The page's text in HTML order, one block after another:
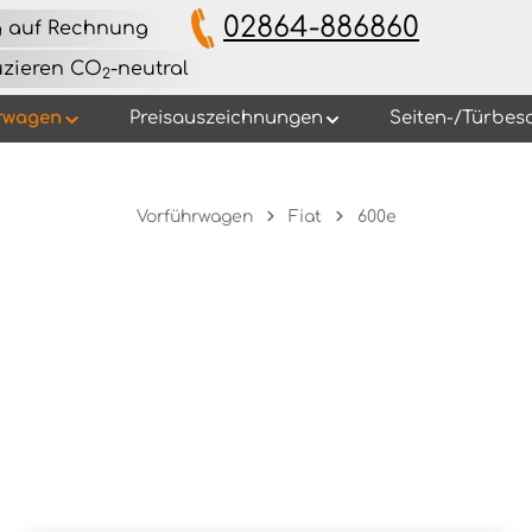
auf Rechnung 02864-886860
CO2-neutral
Preisauszeichnungen Seiten-/
Vorführwagen Fiat 600e